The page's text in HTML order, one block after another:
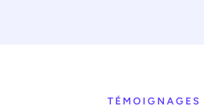
TÉMOIGNAGES